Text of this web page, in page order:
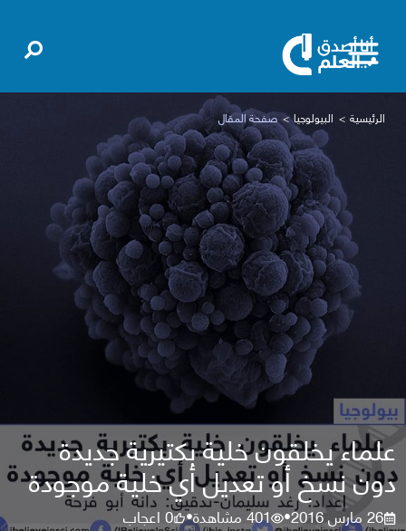
الرئيسية البيولوجيا صفحة المقال
علماء يخلقون خلية بكتيرية جديدة
دون نسخ أو تعديل أي خلية موجودة
26 مارس 2016 •
401مشاهدة•
0اعجاب